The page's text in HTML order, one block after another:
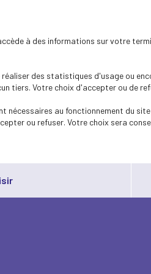
à des informations sur votre
des statistiques d'usage ou
tiers. Votre choix d'accepter ou de
au fonctionnement du
ou refuser. Votre choix sera